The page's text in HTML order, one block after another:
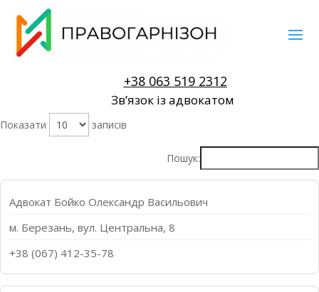
+38 063 519 2312
Звʼязок із адвокатом
Показати записів
Пошук:
Адвокат Бойко Олександр Васильович
м. Березань, вул. Центральна, 8
+38 (067) 412-35-78